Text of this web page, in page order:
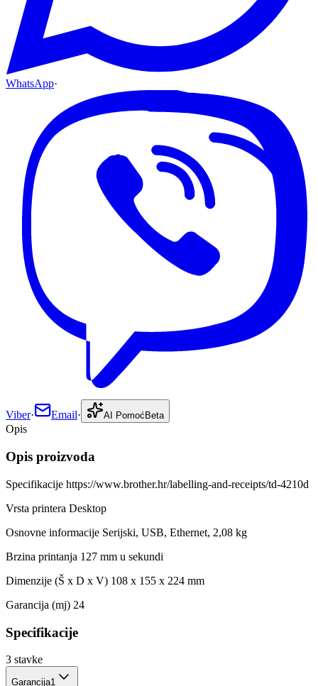
WhatsApp·
Viber· Email· AI Pomoć Beta
Opis
Opis proizvoda
Specifikacije https://www.brother.hr/labelling-and-receipts/td-4210d
Vrsta printera Desktop
Osnovne informacije Serijski, USB, Ethernet, 2,08 kg
Brzina printanja 127 mm u sekundi
Dimenzije (Š x D x V) 108 x 155 x 224 mm
Garancija (mj) 24
Specifikacije
3 stavke
Garancija1